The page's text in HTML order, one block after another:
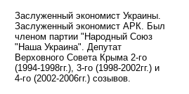
Заслуженный экономист Украины.
Заслуженный экономист АРК. Был
членом партии "Народный Союз
"Наша Украина". Депутат
Верховного Совета Крыма 2-го
(1994-1998гг.), 3-го (1998-2002гг.) и
4-го (2002-2006гг.) созывов.